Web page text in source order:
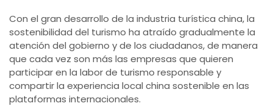
Con el gran desarrollo de la industria turística china, la
sostenibilidad del turismo ha atraído gradualmente la
atención del gobierno y de los ciudadanos, de manera
que cada vez son más las empresas que quieren
participar en la labor de turismo responsable y
compartir la experiencia local china sostenible en las
plataformas internacionales.